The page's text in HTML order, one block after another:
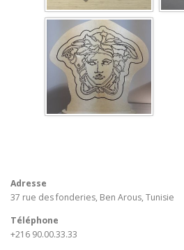
Adresse
37 rue des fonderies, Ben Arous, Tunisie
Téléphone
+216 90.00.33.33